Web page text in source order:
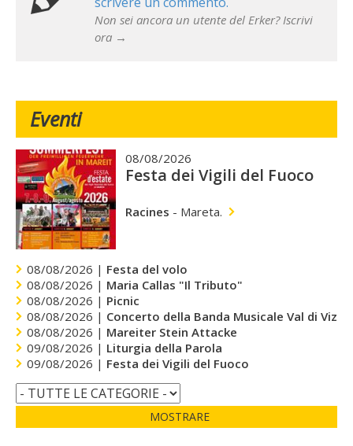
Non sei ancora un utente del Erker? Iscrivi
ora →
Eventi
08/08/2026
Festa dei Vigili del Fuoco
Racines - Mareta.
08/08/2026 | Festa del volo
08/08/2026 | Maria Callas "Il Tributo"
08/08/2026 | Picnic
08/08/2026 | Concerto della Banda Musicale Val di Vizze
08/08/2026 | Mareiter Stein Attacke
09/08/2026 | Liturgia della Parola
09/08/2026 | Festa dei Vigili del Fuoco
MOSTRARE